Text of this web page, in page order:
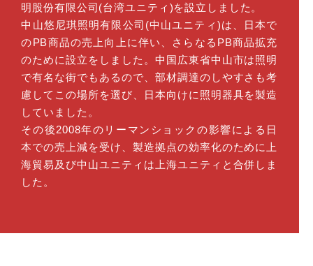
明股份有限公司(台湾ユニティ)を設立しました。
中山悠尼琪照明有限公司(中山ユニティ)は、日本で
のPB商品の売上向上に伴い、さらなるPB商品拡充
のために設立をしました。中国広東省中山市は照明
で有名な街でもあるので、部材調達のしやすさも考
慮してこの場所を選び、日本向けに照明器具を製造
していました。
その後2008年のリーマンショックの影響による日
本での売上減を受け、製造拠点の効率化のために上
海貿易及び中山ユニティは上海ユニティと合併しま
した。